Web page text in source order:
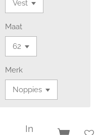
Maat
Merk
In